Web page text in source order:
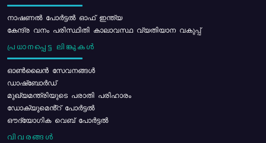
നാഷണൽ പോർട്ടൽ ഓഫ് ഇന്ത്യ
കേന്ദ്ര വനം പരിസ്ഥിതി കാലാവസ്ഥ വ്യതിയാന വകുപ്പ്
പ്രധാനപ്പെട്ട ലിങ്കുകൾ
ഓൺലൈൻ സേവനങ്ങൾ
ഡാഷ്ബോർഡ്
മുഖ്യമന്ത്രിയുടെ പരാതി പരിഹാരം
ഡോക്യുമെൻ്റ് പോർട്ടൽ
ഔദ്യോഗിക വെബ് പോർട്ടൽ
വിവരങ്ങൾ